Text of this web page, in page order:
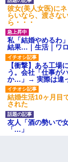
彼女(美人女医)に
らいなら、渡さな
ら・・・
私「結婚やめるわ
結果…｜生活｜ワ
【衝撃】ある工場
う。会社「仕事が
か…」→ 実際は違
結婚生活10ヶ月目
された
友人「酒の勢いで
「…」